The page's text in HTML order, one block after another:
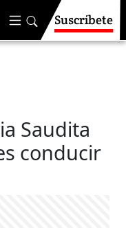
Suscríbete
Saudita
conducir